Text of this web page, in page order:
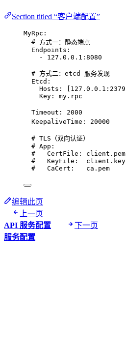
Section titled “客户端配置”
MyRpc :
# 方式一：静态端点
Endpoints :
- 127.0.0.1:8080
# 方式二：etcd 服务发现
Etcd :
Hosts : [ 127.0.0.1:2379
Key : my.rpc
Timeout : 2000
KeepaliveTime : 20000
# TLS（双向认证）
# App:
#   CertFile: client.pem
#   KeyFile:  client.key
#   CaCert:   ca.pem
编辑此页
上一页
API 服务配置
下一页
服务配置